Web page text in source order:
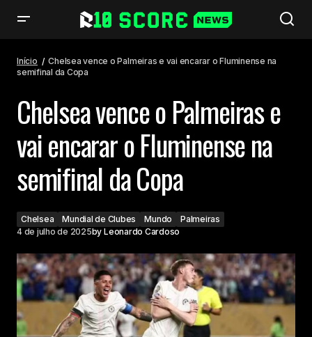
Copa
Início
Chelsea vence o Palmeiras e vai encarar o Fluminense na
semifinal da Copa
Chelsea vence o Palmeiras e
vai encarar o Fluminense na
semifinal da Copa
Chelsea Mundial de Clubes Mundo
Palmeiras
4 de julho de 2025by Leonardo Cardoso